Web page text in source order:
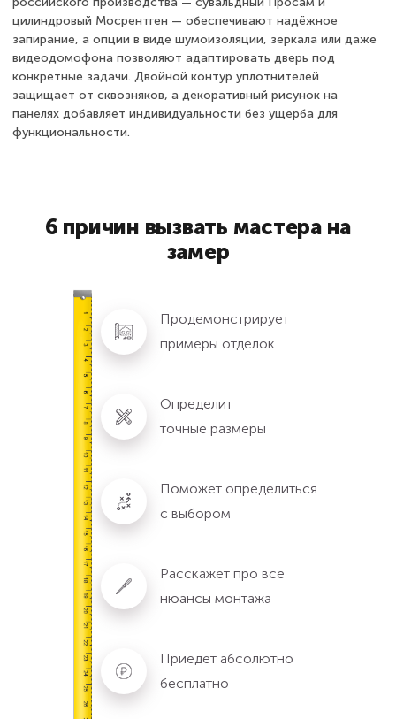
цилиндровый Мосрентген — обеспечивают надёжное
запирание, а опции в виде шумоизоляции, зеркала или даже
видеодомофона позволяют адаптировать дверь под
конкретные задачи. Двойной контур уплотнителей
защищает от сквозняков, а декоративный рисунок на
панелях добавляет индивидуальности без ущерба для
функциональности.
6 причин вызвать мастера на
замер
Продемонстрирует
примеры отделок
Определит
точные размеры
Поможет определиться
с выбором
Расскажет про все
нюансы монтажа
Приедет абсолютно
бесплатно